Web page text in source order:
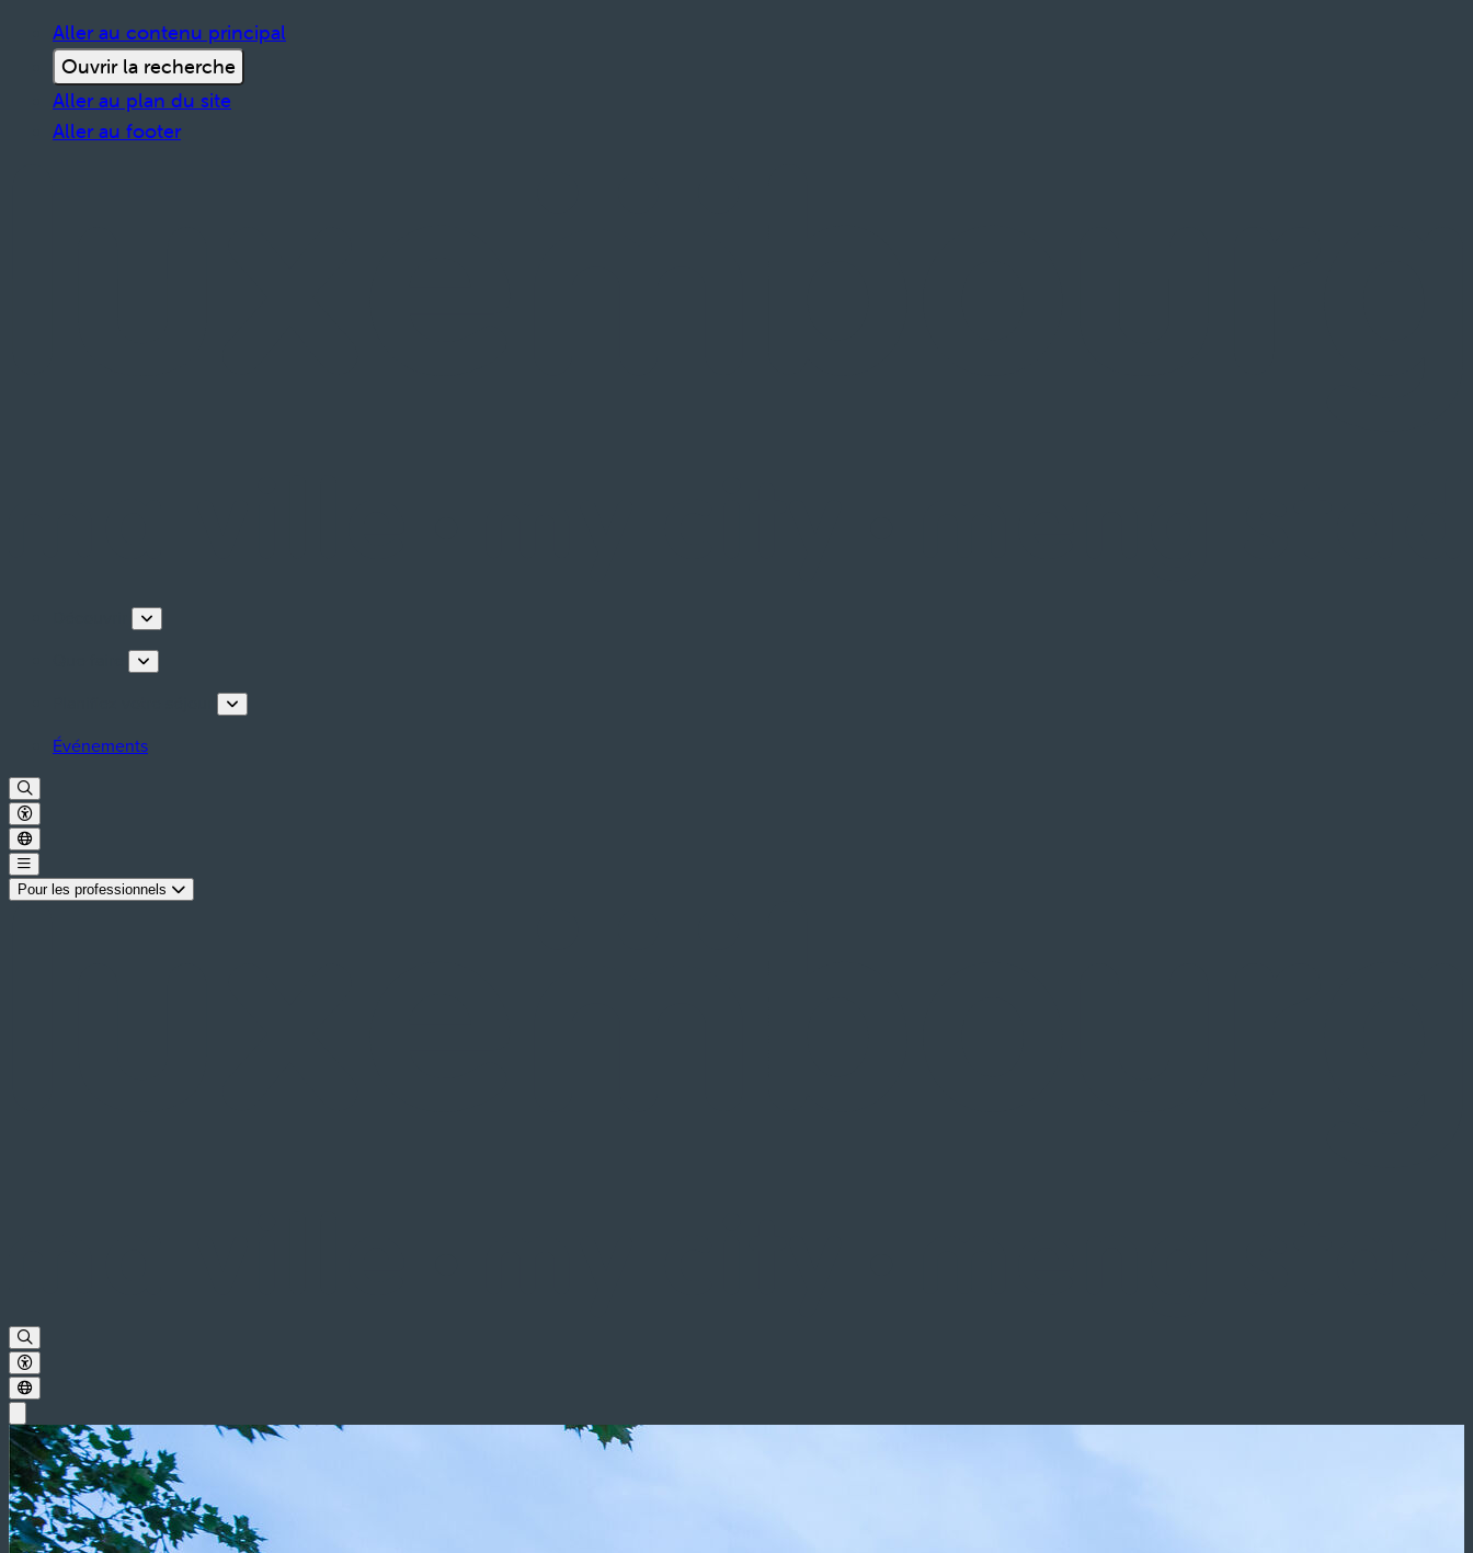
Aller au contenu principal
Ouvrir la recherche
Aller au plan du site
Aller au footer
Événements
Pour les professionnels